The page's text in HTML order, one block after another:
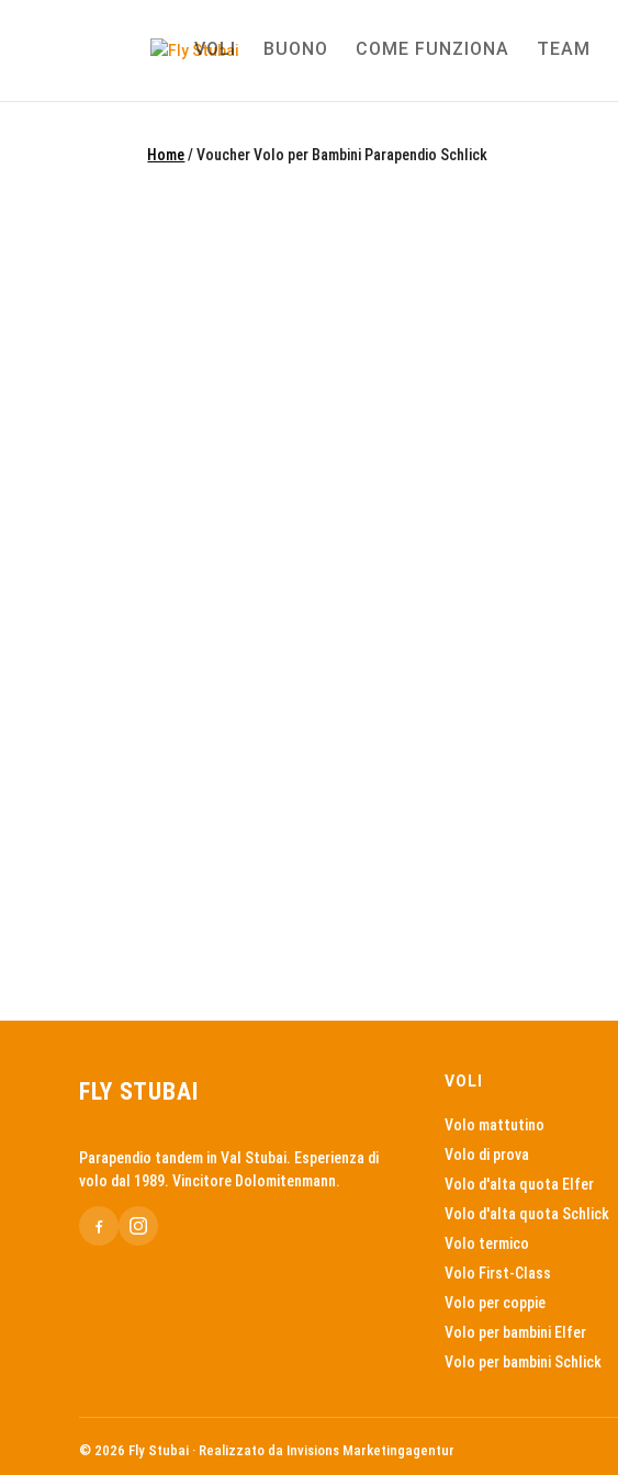
VOLI BUONO COME FUNZIONA TEAM
Home/ Voucher Volo per Bambini Parapendio Schlick
FLY STUBAI
Parapendio tandem in Val Stubai. Esperienza di
volo dal 1989. Vincitore Dolomitenmann.
VOLI
Volo mattutino
Volo di prova
Volo d'alta quota Elfer
Volo d'alta quota Schlick
Volo termico
Volo First-Class
Volo per coppie
Volo per bambini Elfer
Volo per bambini Schlick
© 2026 Fly Stubai · Realizzato da Invisions Marketingagentur